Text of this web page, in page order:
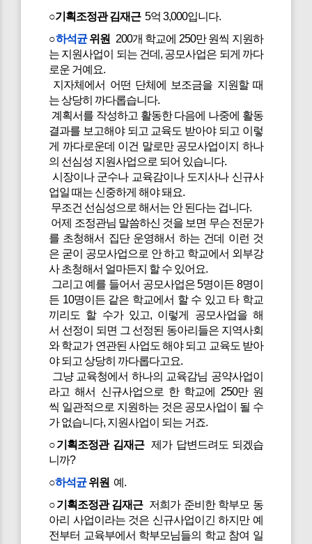
○기획조정관 김재근5억 3,000입니다.
○하석균위원
200개 학교에 250만 원씩 지원하
는 지원사업이 되는 건데, 공모사업은 되게 까다
로운 거예요.
지자체에서 어떤 단체에 보조금을 지원할 때
는 상당히 까다롭습니다.
계획서를 작성하고 활동한 다음에 나중에 활동
결과를 보고해야 되고 교육도 받아야 되고 이렇
게 까다로운데 이건 말로만 공모사업이지 하나
의 선심성 지원사업으로 되어 있습니다.
시장이나 군수나 교육감이나 도지사나 신규사
업일 때는 신중하게 해야 돼요.
무조건 선심성으로 해서는 안 된다는 겁니다.
어제 조정관님 말씀하신 것을 보면 무슨 전문가
를 초청해서 집단 운영해서 하는 건데 이런 것
은 굳이 공모사업으로 안 하고 학교에서 외부강
사 초청해서 얼마든지 할 수 있어요.
그리고 예를 들어서 공모사업은 5명이든 8명이
든 10명이든 같은 학교에서 할 수 있고 타 학교
끼리도 할 수가 있고, 이렇게 공모사업을 해
서 선정이 되면 그 선정된 동아리들은 지역사회
와 학교가 연관된 사업도 해야 되고 교육도 받아
야 되고 상당히 까다롭다고요.
그냥 교육청에서 하나의 교육감님 공약사업이
라고 해서 신규사업으로 한 학교에 250만 원
씩 일관적으로 지원하는 것은 공모사업이 될 수
가 없습니다, 지원사업이 되는 거죠.
○기획조정관 김재근제가 답변드려도 되겠습
니까?
○하석균위원 예.
○기획조정관 김재근저희가 준비한 학부모 동
아리 사업이라는 것은 신규사업이긴 하지만 예
전부터 교육부에서 학부모님들의 학교 참여 일